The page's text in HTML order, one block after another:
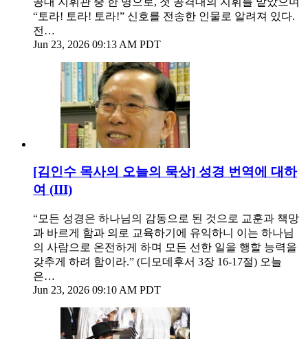
“토라! 토라! 토라!” 신호를 전송한 인물로 알려져 있다.
전…
Jun 23, 2026 09:13 AM PDT
[김인수 목사의 오늘의 묵상] 성경 번역에 대하
여 (III)
“모든 성경은 하나님의 감동으로 된 것으로 교훈과 책망
과 바르게 함과 의로 교육하기에 유익하니 이는 하나님
의 사람으로 온전하게 하며 모든 선한 일을 행할 능력을
갖추게 하려 함이라.” (디모데후서 3장 16-17절) 오늘
은…
Jun 23, 2026 09:10 AM PDT